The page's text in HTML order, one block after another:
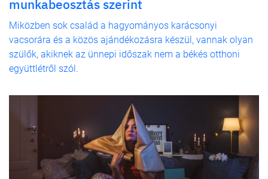
munkabeosztás szerint
Miközben sok család a hagyományos karácsonyi
vacsorára és a közös ajándékozásra készül, vannak olyan
szülők, akiknek az ünnepi időszak nem a békés otthoni
együttlétről szól.